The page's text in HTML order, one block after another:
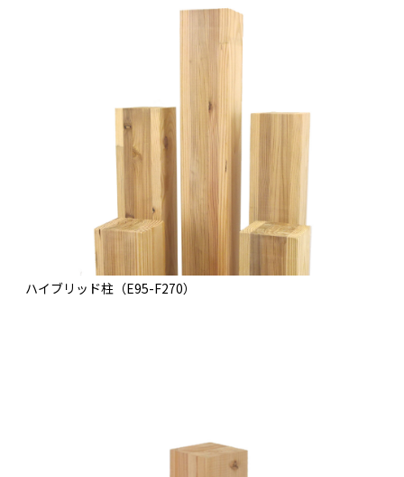
ハイブリッド柱（E95-F270）